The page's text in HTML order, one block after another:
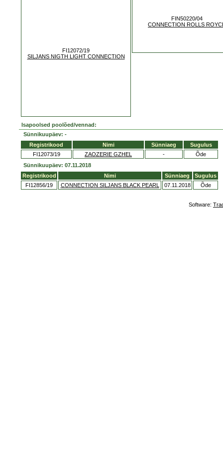
FI12072/19
SILJANS NIGTH LIGHT CONNECTION
FIN50220/04
CONNECTION ROLLS
Isapoolsed poolõed/vennad:
Sünnikuupäev: -
Registrikood
Nimi Sünniaeg
Sugulus
FI12073/19
ZAOZERIE GZHEL -
Õde
Sünnikuupäev: 07.11.2018
Registrikood
Nimi Sünniaeg
Sugulus
FI12856/19
CONNECTION SILJANS BLACK PEARL 07.11.2018 Õde
Software: